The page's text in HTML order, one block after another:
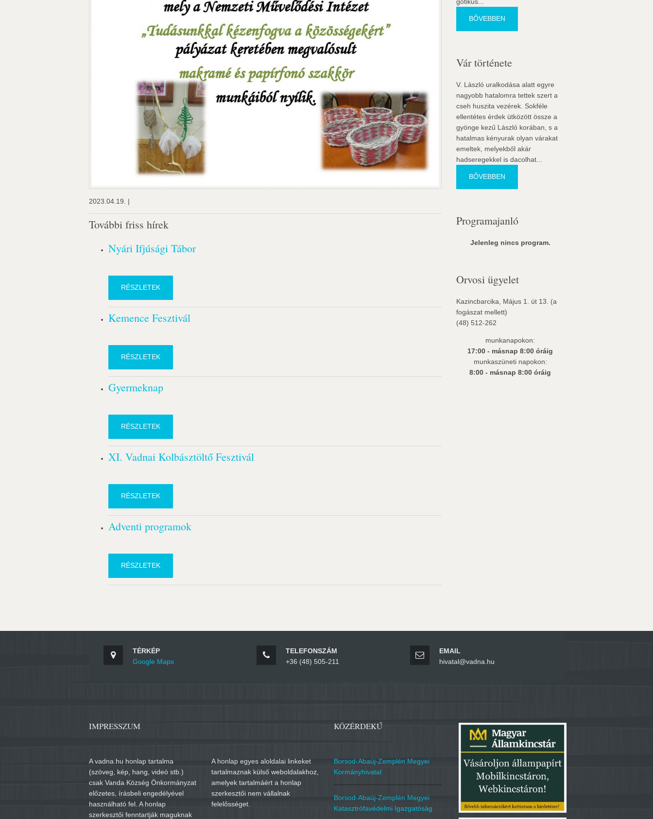
2023.04.19. |
További friss hírek
Nyári Ifjúsági Tábor
RÉSZLETEK
Kemence Fesztivál
RÉSZLETEK
Gyermeknap
RÉSZLETEK
XI. Vadnai Kolbásztöltő Fesztivál
RÉSZLETEK
Adventi programok
RÉSZLETEK
BŐVEBBEN
Vár története
V. László uralkodása alatt egyre
nagyobb hatalomra tettek szert a
cseh huszita vezérek. Sokféle
ellentétes érdek ütközött össze a
gyönge kezű László korában, s a
hatalmas kényurak olyan várakat
emeltek, melyekből akár
hadseregekkel is dacolhat...
BŐVEBBEN
Programajanló
Jelenleg nincs program.
Orvosi ügyelet
Kazincbarcika, Május 1. út 13. (a
fogászat mellett)
(48) 512-262
munkanapokon:
17:00 - másnap 8:00 óráig
munkaszüneti napokon:
8:00 - másnap 8:00 óráig
TÉRKÉP
Google Maps
TELEFONSZÁM
+36 (48) 505-211
EMAIL
hivatal@vadna.hu
IMPRESSZUM
A vadna.hu honlap tartalma
(szöveg, kép, hang, videó stb.)
csak Vanda Község Önkormányzat
előzetes, írásbeli engedélyével
használható fel. A honlap
szerkesztői fenntartják maguknak
A honlap egyes aloldalai linkeket
tartalmaznak külső weboldalakhoz,
amelyek tartalmáért a honlap
szerkesztői nem vállalnak
felelősséget.
KÖZÉRDEKŰ
Borsod-Abaúj-Zemplén Megyei
Kormányhivatal
Borsod-Abaúj-Zemplén Megyei
Katasztrófavédelmi Igazgatóság